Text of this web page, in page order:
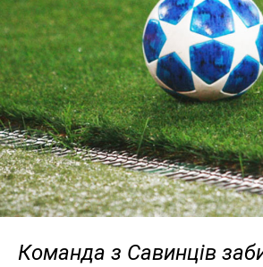
Команда з Савинців